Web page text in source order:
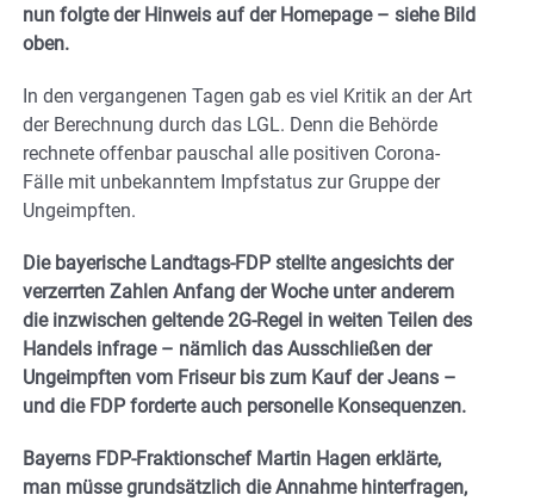
nun folgte der Hinweis auf der Homepage – siehe Bild
oben.
In den vergangenen Tagen gab es viel Kritik an der Art
der Berechnung durch das LGL. Denn die Behörde
rechnete offenbar pauschal alle positiven Corona-
Fälle mit unbekanntem Impfstatus zur Gruppe der
Ungeimpften.
Die bayerische Landtags-FDP stellte angesichts der
verzerrten Zahlen Anfang der Woche unter anderem
die inzwischen geltende 2G-Regel in weiten Teilen des
Handels infrage – nämlich das Ausschließen der
Ungeimpften vom Friseur bis zum Kauf der Jeans –
und die FDP forderte auch personelle Konsequenzen.
Bayerns FDP-Fraktionschef Martin Hagen erklärte,
man müsse grundsätzlich die Annahme hinterfragen,